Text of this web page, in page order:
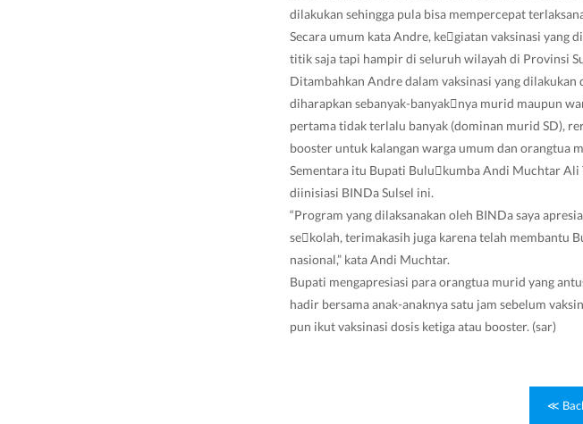
dilakukan sehingga pula bisa mempercepat
Secara umum kata Andre, ke￾giatan vaksinasi yang
titik saja tapi hampir di seluruh wilayah di Provinsi
Ditambahkan Andre dalam vaksinasi yang
diharapkan sebanyak-banyak￾nya murid maupun
pertama tidak terlalu banyak (dominan murid SD),
booster untuk kalangan warga umum dan orangtua
Sementara itu Bupati Bulu￾kumba Andi Muchtar Ali
diinisiasi BINDa Sulsel ini.
“Program yang dilaksanakan oleh BINDa saya
se￾kolah, terimakasih juga karena telah membantu
nasional,” kata Andi Muchtar.
Bupati mengapresiasi para orangtua murid yang
hadir bersama anak-anaknya satu jam sebelum
pun ikut vaksinasi dosis ketiga atau booster. (sar)
≪